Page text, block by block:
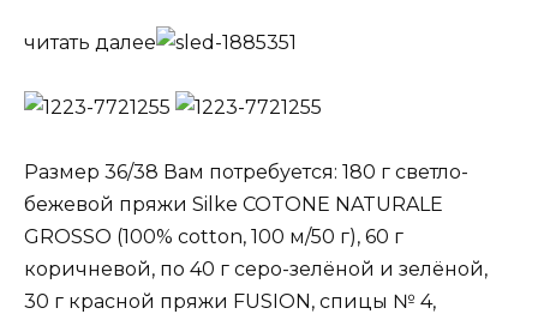
читать далее
Размер 36/38 Вам потребуется: 180 г светло-
бежевой пряжи Silke COTONE NATURALE
GROSSO (100% cotton, 100 м/50 г), 60 г
коричневой, по 40 г серо-зелёной и зелёной,
30 г красной пряжи FUSION, спицы № 4,